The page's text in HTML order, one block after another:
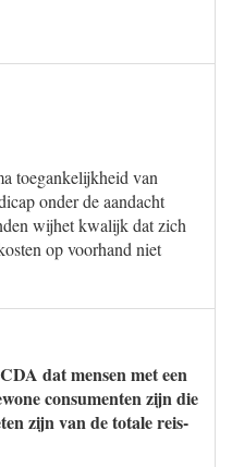
toegankelijkheid van
onder de aandacht
wijhet kwalijk dat zich
op voorhand niet
dat mensen met een
consumenten zijn die
zijn van de totale reis-